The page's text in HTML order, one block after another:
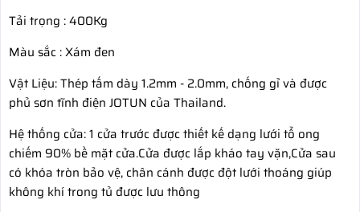
Tải trọng : 400Kg
Màu sắc : Xám đen
Vật Liệu: Thép tấm dày 1.2mm - 2.0mm, chống gỉ và được
phủ sơn tĩnh điện JOTUN của Thailand.
Hệ thống cửa: 1 cửa trước được thiết kế dạng lưới tổ ong
chiếm 90% bề mặt cửa.Cửa được lắp kháo tay vặn,Cửa sau
có khóa tròn bảo vệ, chân cánh được đột lưới thoáng giúp
không khí trong tủ được lưu thông